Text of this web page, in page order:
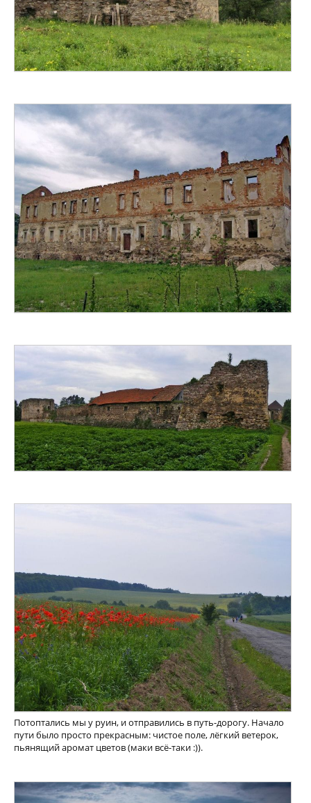
Потоптались мы у руин, и отправились в путь-дорогу. Начало
пути было просто прекрасным: чистое поле, лёгкий ветерок,
пьянящий аромат цветов (маки всё-таки :)).